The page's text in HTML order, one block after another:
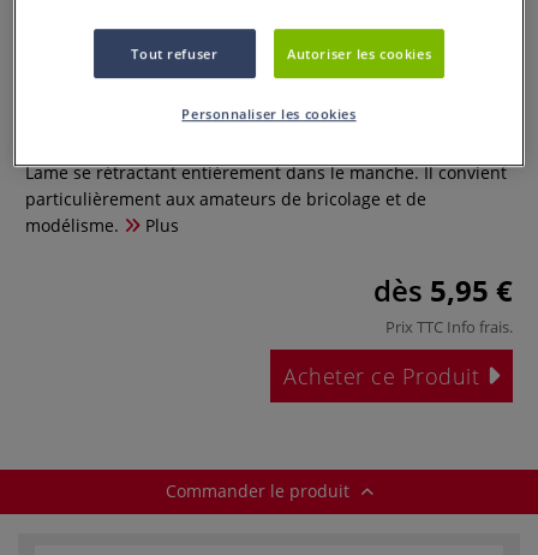
Couteau Olfa CK-2 craft knife,
0 Commentaires
Lame se rétractant entièrement dans le manche. Il convient
particulièrement aux amateurs de bricolage et de
modélisme.
Plus
dès 5,95 €
Prix TTC Info frais.
Acheter ce Produit
Commander le produit
Tout refuser Autoriser les cookies
Personnaliser les cookies